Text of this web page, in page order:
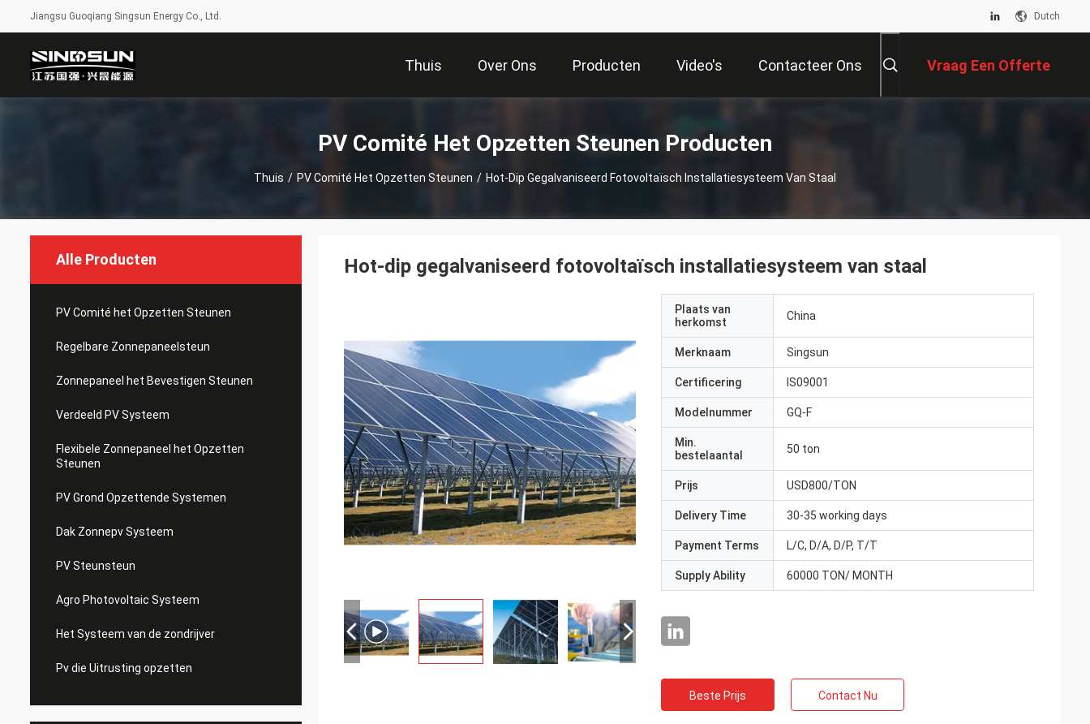
Jiangsu Guoqiang Singsun Energy Co., Ltd. Dutch
Thuis Over Ons Producten Video's Contacteer Ons Vraag Een Offerte
PV Comité Het Opzetten Steunen Producten
Thuis / PV Comité Het Opzetten Steunen / Hot-Dip Gegalvaniseerd Fotovoltaïsch Installatiesysteem Van Staal
Alle Producten
PV Comité het Opzetten Steunen
Regelbare Zonnepaneelsteun
Zonnepaneel het Bevestigen Steunen
Verdeeld PV Systeem
Flexibele Zonnepaneel het Opzetten
Steunen
PV Grond Opzettende Systemen
Dak Zonnepv Systeem
PV Steunsteun
Agro Photovoltaic Systeem
Het Systeem van de zondrijver
Pv die Uitrusting opzetten
Hot-dip gegalvaniseerd fotovoltaïsch installatiesysteem van staal
Plaats van
herkomst
China
Merknaam Singsun
Certificering IS09001
Modelnummer GQ-F
Min.
bestelaantal
50 ton
Prijs USD800/TON
Delivery Time 30-35 working days
Payment Terms L/C, D/A, D/P, T/T
Supply Ability 60000 TON/ MONTH
Beste Prijs Contact Nu